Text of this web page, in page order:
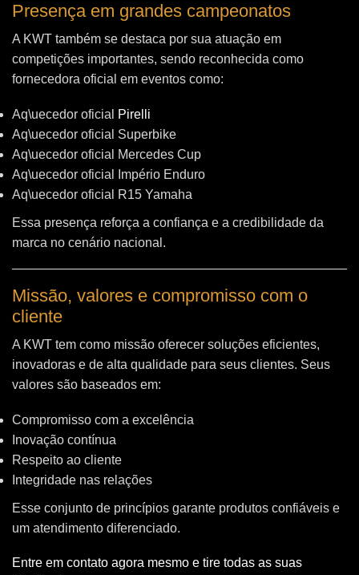
Presença em grandes campeonatos
A KWT também se destaca por sua atuação em
competições importantes, sendo reconhecida como
fornecedora oficial em eventos como:
Aq\uecedor oficial
Pirelli
Aq\uecedor oficial Superbike
Aq\uecedor oficial Mercedes Cup
Aq\uecedor oficial Império Enduro
Aq\uecedor oficial R15 Yamaha
Essa presença reforça a confiança e a credibilidade da
marca no cenário nacional.
Missão, valores e compromisso com o
cliente
A KWT tem como missão oferecer soluções eficientes,
inovadoras e de alta qualidade para seus clientes. Seus
valores são baseados em:
Compromisso com a excelência
Inovação contínua
Respeito ao cliente
Integridade nas relações
Esse conjunto de princípios garante produtos confiáveis e
um atendimento diferenciado.
Entre em contato agora mesmo e tire todas as suas